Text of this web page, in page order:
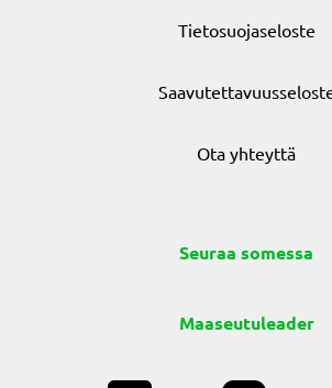
Tietosuojaseloste
Ota yhteyttä
Seuraa somessa
Maaseutuleader